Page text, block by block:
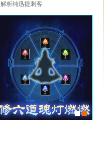
解析纯迅捷刺客